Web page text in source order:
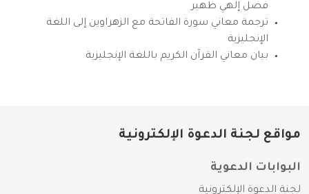
فضل إلهي ظهير
ترجمة معاني سورة الفاتحة مع الزهراوين إلى اللغة
الإنجليزية
بيان معاني القرآن الكريم باللغة الإنجليزية
مواقع لجنة الدعوة الإلكترونية
البوابات الدعوية
لجنة الدعوة الإلكترونية